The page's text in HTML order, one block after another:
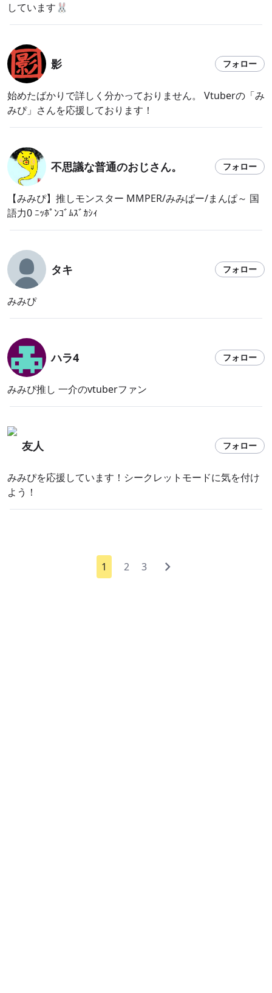
しています🐰
影 フォロー
始めたばかりで詳しく分かっておりません。 Vtuberの「み
みぴ」さんを応援しております！
不思議な普通のおじさん。 フォロー
【みみぴ】推しモンスター MMPER/みみぱー/まんぱ～ 国
語力0 ﾆｯﾎﾟﾝｺﾞﾑｽﾞｶｼｨ
タキ フォロー
みみぴ
ハラ4 フォロー
みみぴ推し 一介のvtuberファン
友人 フォロー
みみぴを応援しています！シークレットモードに気を付け
よう！
1 2 3